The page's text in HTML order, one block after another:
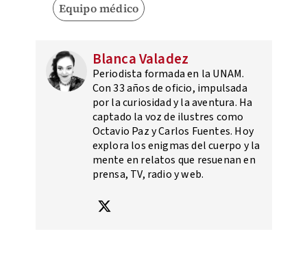
Equipo médico
Blanca Valadez
Periodista formada en la UNAM.
Con 33 años de oficio, impulsada
por la curiosidad y la aventura. Ha
captado la voz de ilustres como
Octavio Paz y Carlos Fuentes. Hoy
explora los enigmas del cuerpo y la
mente en relatos que resuenan en
prensa, TV, radio y web.